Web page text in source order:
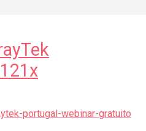
portugal-webinar-gratuito